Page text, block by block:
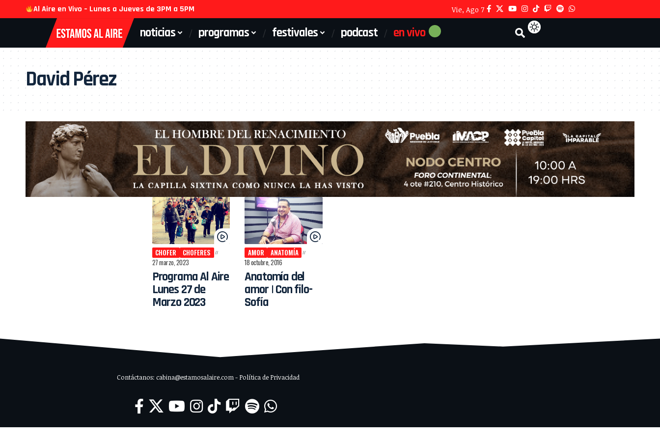
Al Aire en Vivo – Lunes a Jueves de 3PM a 5PM Vie, Ago 7
noticias programas festivales podcast en vivo
David Pérez
CHOFER
CHOFERES
27 marzo, 2023
Programa Al Aire
Lunes 27 de
Marzo 2023
AMOR
ANATOMÍA
18 octubre, 2016
Anatomía del
amor | Con filo-
Sofía
Contáctanos: cabina@estamosalaire.com - Política de Privacidad